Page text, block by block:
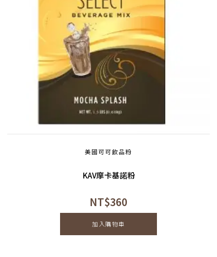
美國可可飲品粉
KAV摩卡基諾粉
NT$360
加入購物車